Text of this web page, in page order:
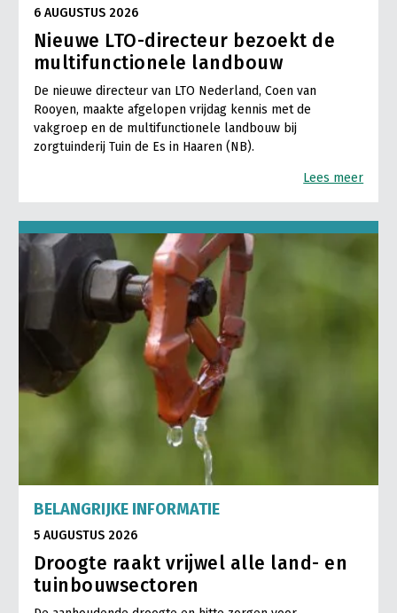
6 AUGUSTUS 2026
Nieuwe LTO-directeur bezoekt de
multifunctionele landbouw
De nieuwe directeur van LTO Nederland, Coen van
Rooyen, maakte afgelopen vrijdag kennis met de
vakgroep en de multifunctionele landbouw bij
zorgtuinderij Tuin de Es in Haaren (NB).
Lees meer
BELANGRIJKE INFORMATIE
5 AUGUSTUS 2026
Droogte raakt vrijwel alle land- en
tuinbouwsectoren